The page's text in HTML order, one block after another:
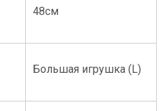
48см
Большая игрушка (L)